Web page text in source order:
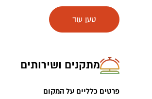
מתחם הגלמפינג מבודד משטח החוף
לילה במתחם כולל ארוחת בוקר עשירה
טען עוד
מתקנים ושירותים
פרטים כלליים על המקום